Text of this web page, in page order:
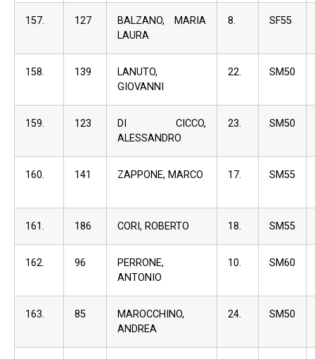
157. 127
BALZANO, MARIA
LAURA
8. SF55
158. 139
LANUTO,
GIOVANNI
22. SM50
159. 123
DI CICCO,
ALESSANDRO
23. SM50
160. 141 ZAPPONE, MARCO 17. SM55
161. 186 CORI, ROBERTO 18. SM55
162. 96
PERRONE,
ANTONIO
10. SM60
163. 85
MAROCCHINO,
ANDREA
24. SM50